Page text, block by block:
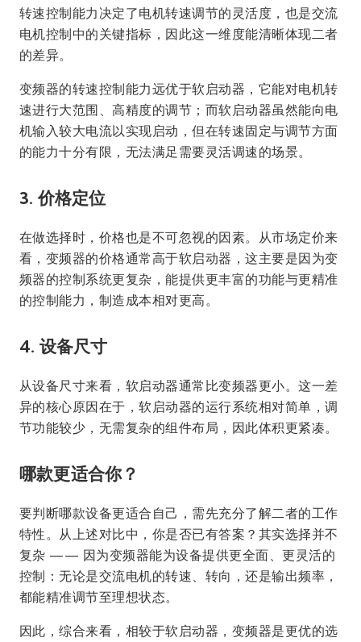
转速控制能力决定了电机转速调节的灵活度，也是交流
电机控制中的关键指标，因此这一维度能清晰体现二者
的差异。
变频器的转速控制能力远优于软启动器，它能对电机转
速进行大范围、高精度的调节；而软启动器虽然能向电
机输入较大电流以实现启动，但在转速固定与调节方面
的能力十分有限，无法满足需要灵活调速的场景。
3. 价格定位
在做选择时，价格也是不可忽视的因素。从市场定价来
看，变频器的价格通常高于软启动器，这主要是因为变
频器的控制系统更复杂，能提供更丰富的功能与更精准
的控制能力，制造成本相对更高。
4. 设备尺寸
从设备尺寸来看，软启动器通常比变频器更小。这一差
异的核心原因在于，软启动器的运行系统相对简单，调
节功能较少，无需复杂的组件布局，因此体积更紧凑。
哪款更适合你？
要判断哪款设备更适合自己，需先充分了解二者的工作
特性。从上述对比中，你是否已有答案？其实选择并不
复杂 —— 因为变频器能为设备提供更全面、更灵活的
控制：无论是交流电机的转速、转向，还是输出频率，
都能精准调节至理想状态。
因此，综合来看，相较于软启动器，变频器是更优的选